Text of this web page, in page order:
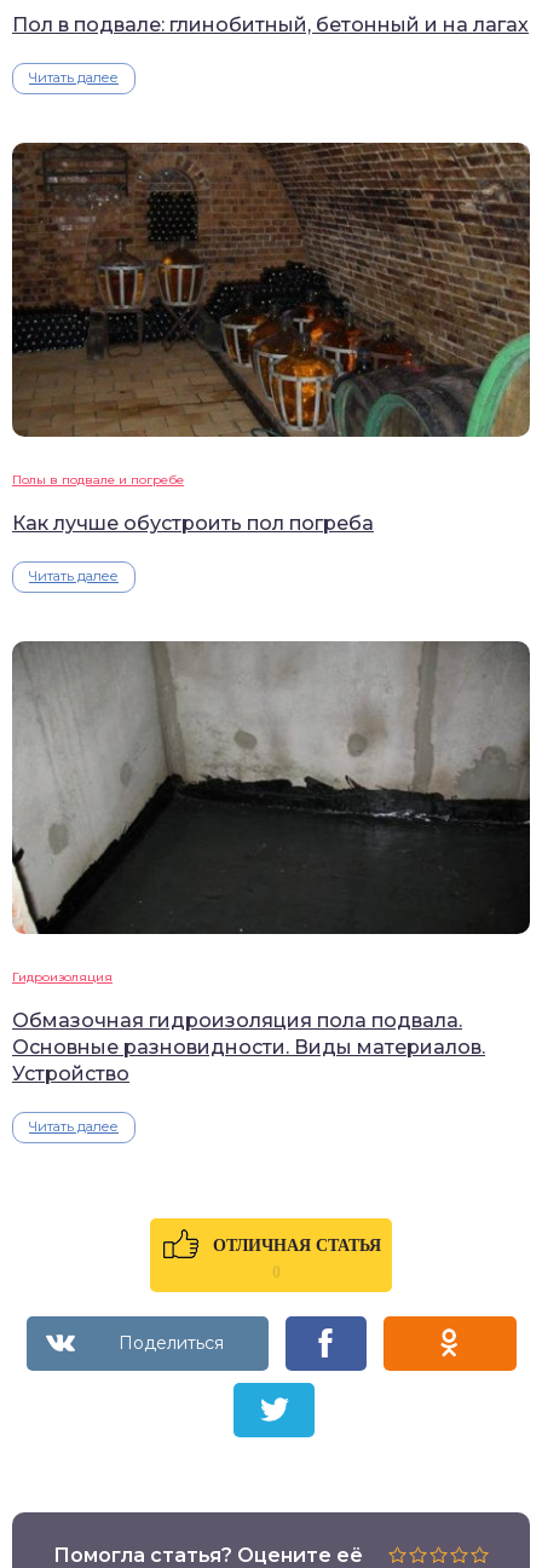
Пол в подвале: глинобитный, бетонный и на лагах
Читать далее
Полы в подвале и погребе
Как лучше обустроить пол погреба
Читать далее
Гидроизоляция
Обмазочная гидроизоляция пола подвала.
Основные разновидности. Виды материалов.
Устройство
Читать далее
ОТЛИЧНАЯ СТАТЬЯ
0
Помогла статья? Оцените её